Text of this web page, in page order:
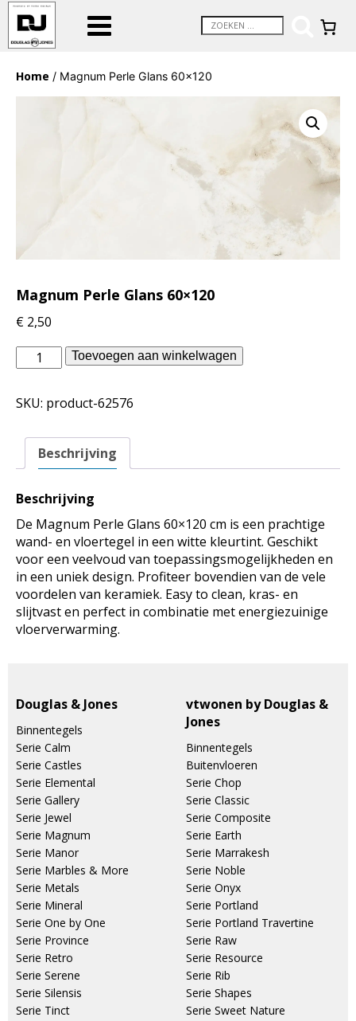
Home / Magnum Perle Glans 60×120
Magnum Perle Glans 60×120
€ 2,50
Douglas
Jones
-
Perle
Glans
aantal
Toevoegen aan winkelwagen
SKU: product-62576
Beschrijving
Beschrijving
De Magnum Perle Glans 60×120 cm is een prachtige
wand- en vloertegel in een witte kleurtint. Geschikt
voor een veelvoud van toepassingsmogelijkheden en
in een uniek design. Profiteer bovendien van de vele
voordelen van keramiek. Easy to clean, kras- en
slijtvast en perfect in combinatie met energiezuinige
vloerverwarming.
Douglas & Jones
Binnentegels
Serie Calm
Serie Castles
Serie Elemental
Serie Gallery
Serie Jewel
Serie Magnum
Serie Manor
Serie Marbles & More
Serie Metals
Serie Mineral
Serie One by One
Serie Province
Serie Retro
Serie Serene
Serie Silensis
Serie Tinct
vtwonen by Douglas &
Jones
Binnentegels
Buitenvloeren
Serie Chop
Serie Classic
Serie Composite
Serie Earth
Serie Marrakesh
Serie Noble
Serie Onyx
Serie Portland
Serie Portland Travertine
Serie Raw
Serie Resource
Serie Rib
Serie Shapes
Serie Sweet Nature